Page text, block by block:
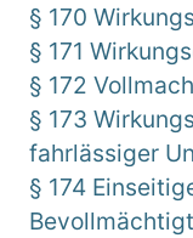
§ 170
§ 171
§ 172
§ 173
fahrlässiger
§ 174